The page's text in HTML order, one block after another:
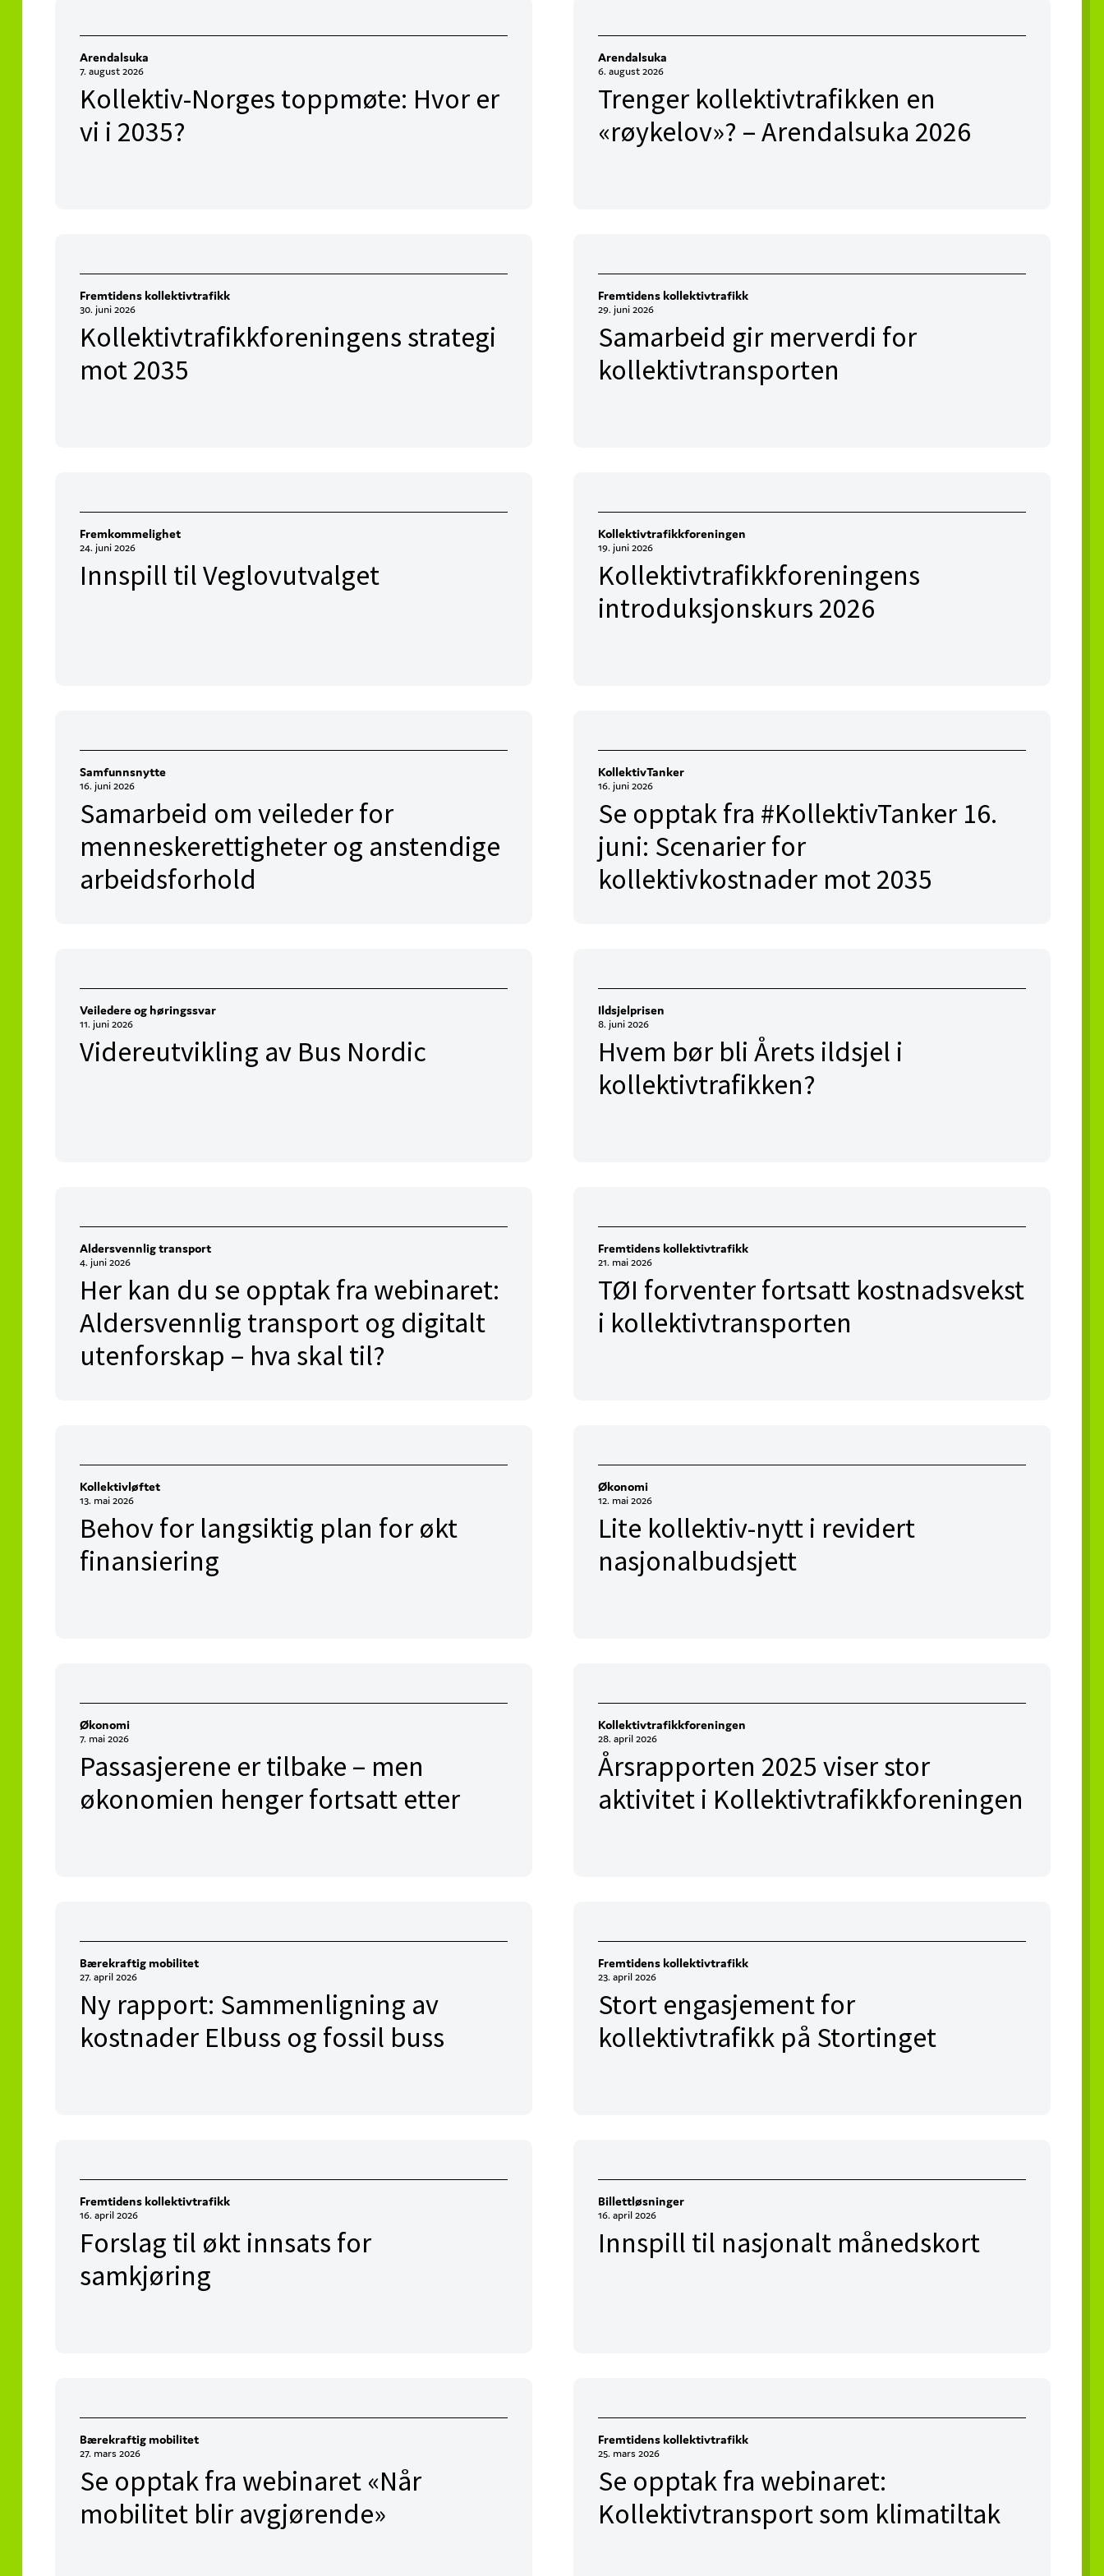
Arendalsuka
7. august 2026
Kollektiv-Norges toppmøte: Hvor er
vi i 2035?
Arendalsuka
6. august 2026
Trenger kollektivtrafikken en
«røykelov»? – Arendalsuka 2026
Fremtidens kollektivtrafikk
30. juni 2026
Kollektivtrafikkforeningens strategi
mot 2035
Fremtidens kollektivtrafikk
29. juni 2026
Samarbeid gir merverdi for
kollektivtransporten
Fremkommelighet
24. juni 2026
Innspill til Veglovutvalget
Kollektivtrafikkforeningen
19. juni 2026
Kollektivtrafikkforeningens
introduksjonskurs 2026
Samfunnsnytte
16. juni 2026
Samarbeid om veileder for
menneskerettigheter og anstendige
arbeidsforhold
KollektivTanker
16. juni 2026
Se opptak fra #KollektivTanker 16.
juni: Scenarier for
kollektivkostnader mot 2035
Veiledere og høringssvar
11. juni 2026
Videreutvikling av Bus Nordic
Ildsjelprisen
8. juni 2026
Hvem bør bli Årets ildsjel i
kollektivtrafikken?
Aldersvennlig transport
4. juni 2026
Her kan du se opptak fra webinaret:
Aldersvennlig transport og digitalt
utenforskap – hva skal til?
Fremtidens kollektivtrafikk
21. mai 2026
TØI forventer fortsatt kostnadsvekst
i kollektivtransporten
Kollektivløftet
13. mai 2026
Behov for langsiktig plan for økt
finansiering
Økonomi
12. mai 2026
Lite kollektiv-nytt i revidert
nasjonalbudsjett
Økonomi
7. mai 2026
Passasjerene er tilbake – men
økonomien henger fortsatt etter
Kollektivtrafikkforeningen
28. april 2026
Årsrapporten 2025 viser stor
aktivitet i Kollektivtrafikkforeningen
Bærekraftig mobilitet
27. april 2026
Ny rapport: Sammenligning av
kostnader Elbuss og fossil buss
Fremtidens kollektivtrafikk
23. april 2026
Stort engasjement for
kollektivtrafikk på Stortinget
Fremtidens kollektivtrafikk
16. april 2026
Forslag til økt innsats for
samkjøring
Billettløsninger
16. april 2026
Innspill til nasjonalt månedskort
Bærekraftig mobilitet
27. mars 2026
Se opptak fra webinaret «Når
mobilitet blir avgjørende»
Fremtidens kollektivtrafikk
25. mars 2026
Se opptak fra webinaret:
Kollektivtransport som klimatiltak